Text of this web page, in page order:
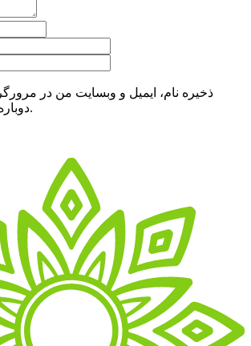
ذخیره نام، ایمیل و وبسایت من در
دوباره دیدگاهی می‌نویسم.